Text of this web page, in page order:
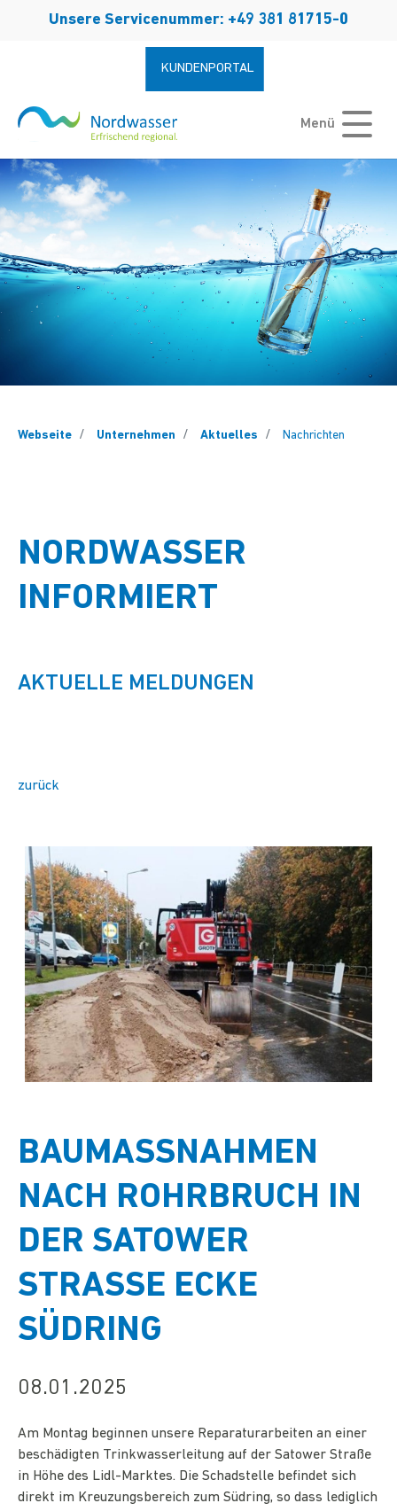
Unsere Servicenummer: +49 381 81715-0
KUNDENPORTAL
Menü
Webseite Unternehmen Aktuelles Nachrichten
NORDWASSER
INFORMIERT
AKTUELLE MELDUNGEN
zurück
BAUMASSNAHMEN N
ACH ROHRBRUCH IN D
ER SATOWER S
TRASSE ECKE SÜ
DRING
08.01.2025
Am Montag beginnen unsere Reparaturarbeiten an einer
beschädigten Trinkwasserleitung auf der Satower Straße
in Höhe des Lidl-Marktes. Die Schadstelle befindet sich
direkt im Kreuzungsbereich zum Südring, so dass lediglich